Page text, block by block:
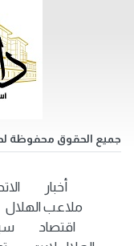
جميع الحقوق محفوظة
أخبار
ملاعب الهلال
اقتصاد